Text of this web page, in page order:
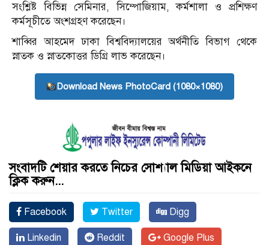
সংশ্লিষ্ট বিভিন্ন সেমিনার, সিম্পোজিয়াম, কর্মশালা ও প্রশিক্ষণ
কর্মসূচীতে অংশগ্রহণ করেছেন।
শাব্বির আহমেদ ঢাকা বিশ্ববিদ্যালয়ের অর্থনীতি বিভাগ থেকে
স্নাতক ও স্নাতকোত্তর ডিগ্রি লাভ করেছেন।
Download News PhotoCard (1080×1080)
সংবাদটি শেয়ার করতে নিচের সোশ্যাল মিডিয়া আইকনে
ক্লিক করুন...
Facebook Twitter Digg
Linkedin Reddit Google Plus